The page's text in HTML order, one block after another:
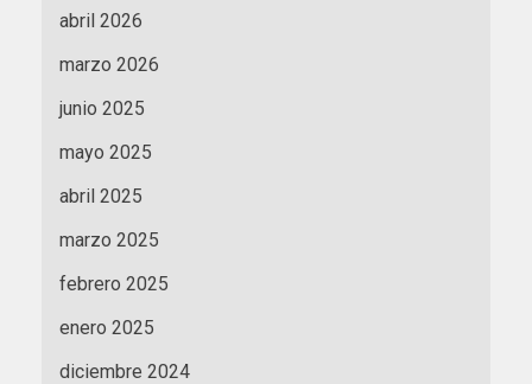
abril 2026
marzo 2026
junio 2025
mayo 2025
abril 2025
marzo 2025
febrero 2025
enero 2025
diciembre 2024